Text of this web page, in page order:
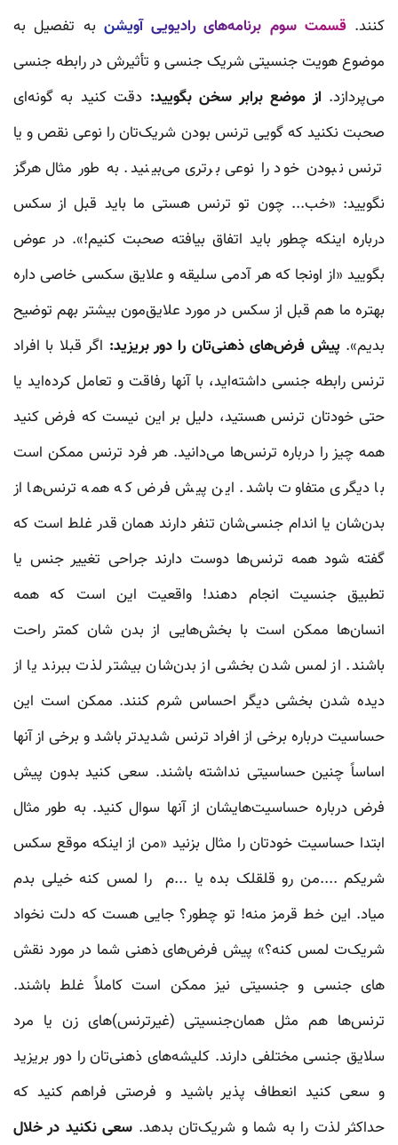
کنند.قسمت سوم برنامه‌های رادیویی آویشن به تفصیل به
موضوع هویت جنسیتی شریک جنسی و تأثیرش در رابطه جنسی
می‌پردازد. از موضع برابر سخن بگویید: دقت کنید به گونه‌ای
صحبت نکنید که گویی ترنس بودن شریک‌تان را نوعی نقص و یا
ترنس نبودن خود را نوعی برتری می‌بینید. به طور مثال هرگز
نگویید: «خب... چون تو ترنس هستی ما باید قبل از سکس
درباره اینکه چطور باید اتفاق بیافته صحبت کنیم!». در عوض
بگویید «از اونجا که هر آدمی سلیقه و علایق سکسی خاصی داره
بهتره ما هم قبل از سکس در مورد علایق‌مون بیشتر بهم توضیح
بدیم». پیش فرض‌های ذهنی‌تان را دور بریزید: اگر قبلا با افراد
ترنس رابطه جنسی داشته‌اید، با آنها رفاقت و تعامل کرده‌اید یا
حتی خودتان ترنس هستید، دلیل بر این نیست که فرض کنید
همه چیز را درباره ترنس‌ها می‌دانید. هر فرد ترنس ممکن است
با دیگری متفاوت باشد. این پیش فرض که همه ترنس‌ها از
بدن‌شان یا اندام جنسی‌شان تنفر دارند همان قدر غلط است که
گفته شود همه ترنس‌ها دوست دارند جراحی تغییر جنس یا
تطبیق جنسیت انجام دهند! واقعیت این است که همه
انسان‌ها ممکن است با بخش‌هایی از بدن شان کمتر راحت
باشند. از لمس شدن بخشی از بدن‌شان بیشتر لذت ببرند یا از
دیده شدن بخشی دیگر احساس شرم کنند. ممکن است این
حساسیت درباره برخی از افراد ترنس شدیدتر باشد و برخی از آنها
اساساً چنین حساسیتی نداشته باشند. سعی کنید بدون پیش
فرض درباره حساسیت‌هایشان از آنها سوال کنید. به طور مثال
ابتدا حساسیت خودتان را مثال بزنید «من از اینکه موقع سکس
شریکم ....من رو قلقلک بده یا ...م را لمس کنه خیلی بدم
میاد. این خط قرمز منه! تو چطور؟ جایی هست که دلت نخواد
شریک‌ت لمس کنه؟» پیش فرض‌های ذهنی شما در مورد نقش
های جنسی و جنسیتی نیز ممکن است کاملاً غلط باشند.
ترنس‌ها هم مثل همان‌جنسیتی‌ (غیرترنس)های زن یا مرد
سلایق جنسی مختلفی دارند. کلیشه‌های ذهنی‌تان را دور بریزید
و سعی کنید انعطاف پذیر باشید و فرصتی فراهم کنید که
حداکثر لذت را به شما و شریک‌تان بدهد. سعی نکنید در خلال